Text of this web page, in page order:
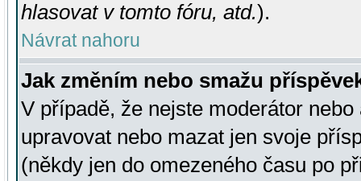
hlasovat v tomto fóru, atd.).
Návrat nahoru
Jak změním nebo smažu
V případě, že nejste moderátor
upravovat nebo mazat jen svoje
(někdy jen do omezeného času po